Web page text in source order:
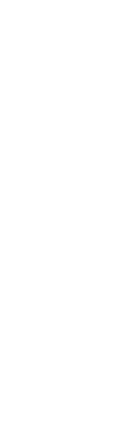
奋进复兴征程丨红船起航处